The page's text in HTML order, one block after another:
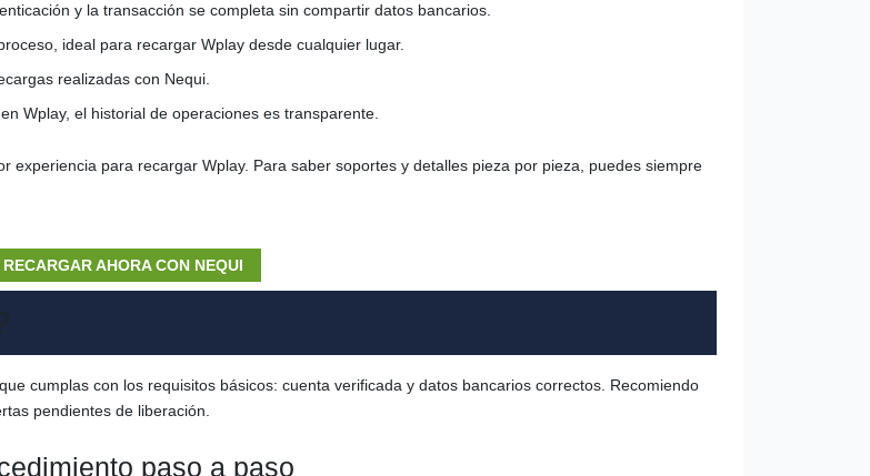
y la transacción se completa sin compartir datos bancarios.
ideal para recargar Wplay desde cualquier lugar.
realizadas con Nequi.
Wplay, el historial de operaciones es transparente.
experiencia para recargar Wplay. Para saber soportes y detalles pieza por pieza, puedes siempre
RECARGAR AHORA CON NEQUI
cumplas con los requisitos básicos: cuenta verificada y datos bancarios correctos. Recomiendo
pendientes de liberación.
paso a paso